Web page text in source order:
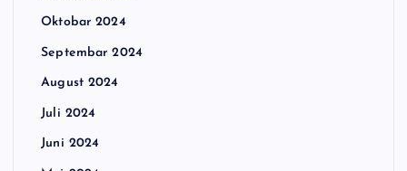
Oktobar 2024
Septembar 2024
August 2024
Juli 2024
Juni 2024